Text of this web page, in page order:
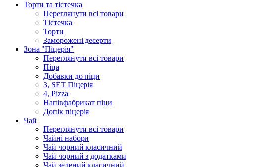
Торти та тістечка
Переглянути всі товари
Тістечка
Торти
Заморожені десерти
Зона "Піцерія"
Переглянути всі товари
Піца
Добавки до піци
3, SET Піцерія
4, Pizza
Напівфабрикат піци
Допік піцерія
Чай
Переглянути всі товари
Чайні набори
Чай чорний класичний
Чай чорний з додатками
Чай зелений класичний